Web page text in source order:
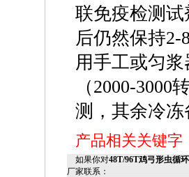
联免疫检测试
后仍然保持2-
用手工或匀
（2000-
测，其余冷冻
产品相关关键
如果你对48T/96T鸡弓形虫循
厂家联系：